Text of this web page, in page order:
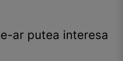
ar putea interesa